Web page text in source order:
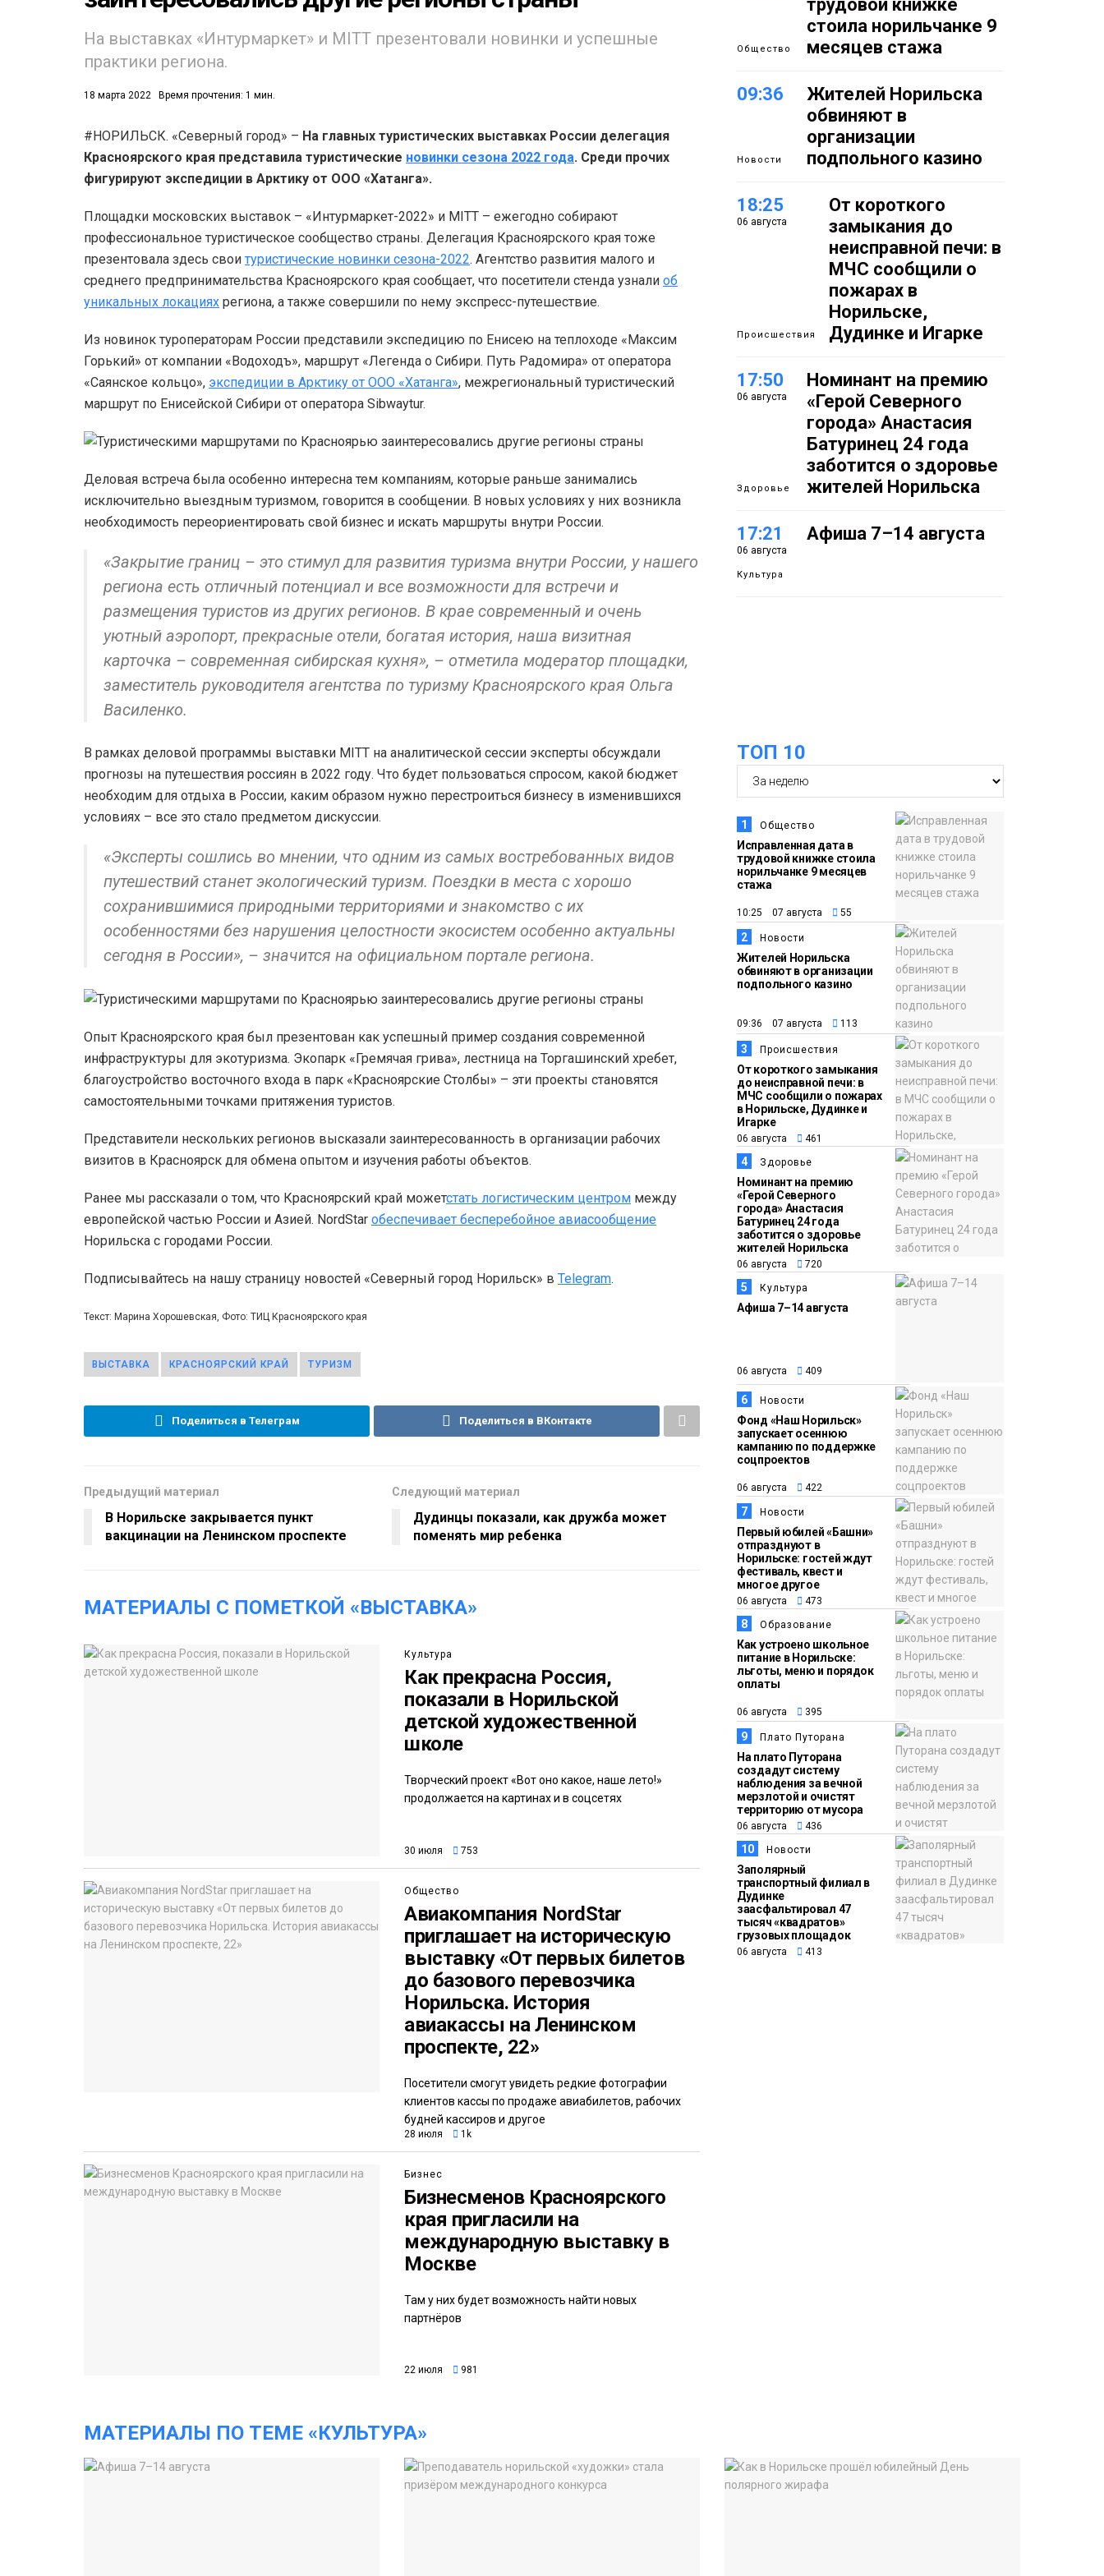
На выставках «Интурмаркет» и MITT презентовали новинки и успешные
практики региона.
18 марта 2022 Время прочтения: 1 мин.
#НОРИЛЬСК. «Северный город» – На главных туристических выставках России делегация
Красноярского края представила туристические новинки сезона 2022 года. Среди прочих
фигурируют экспедиции в Арктику от ООО «Хатанга».
Площадки московских выставок – «Интурмаркет-2022» и MITT – ежегодно собирают
профессиональное туристическое сообщество страны. Делегация Красноярского края тоже
презентовала здесь свои туристические новинки сезона-2022. Агентство развития малого и
среднего предпринимательства Красноярского края сообщает, что посетители стенда узнали об
уникальных локациях региона, а также совершили по нему экспресс-путешествие.
Из новинок туроператорам России представили экспедицию по Енисею на теплоходе «Максим
Горький» от компании «Водоходъ», маршрут «Легенда о Сибири. Путь Радомира» от оператора
«Саянское кольцо», экспедиции в Арктику от ООО «Хатанга», межрегиональный туристический
маршрут по Енисейской Сибири от оператора Sibwaytur.
Деловая встреча была особенно интересна тем компаниям, которые раньше занимались
исключительно выездным туризмом, говорится в сообщении. В новых условиях у них возникла
необходимость переориентировать свой бизнес и искать маршруты внутри России.
«Закрытие границ – это стимул для развития туризма внутри России, у нашего
региона есть отличный потенциал и все возможности для встречи и
размещения туристов из других регионов. В крае современный и очень
уютный аэропорт, прекрасные отели, богатая история, наша визитная
карточка – современная сибирская кухня», – отметила модератор площадки,
заместитель руководителя агентства по туризму Красноярского края Ольга
Василенко.
В рамках деловой программы выставки MITT на аналитической сессии эксперты обсуждали
прогнозы на путешествия россиян в 2022 году. Что будет пользоваться спросом, какой бюджет
необходим для отдыха в России, каким образом нужно перестроиться бизнесу в изменившихся
условиях – все это стало предметом дискуссии.
«Эксперты сошлись во мнении, что одним из самых востребованных видов
путешествий станет экологический туризм. Поездки в места с хорошо
сохранившимися природными территориями и знакомство с их
особенностями без нарушения целостности экосистем особенно актуальны
сегодня в России», – значится на официальном портале региона.
Опыт Красноярского края был презентован как успешный пример создания современной
инфраструктуры для экотуризма. Экопарк «Гремячая грива», лестница на Торгашинский хребет,
благоустройство восточного входа в парк «Красноярские Столбы» – эти проекты становятся
самостоятельными точками притяжения туристов.
Представители нескольких регионов высказали заинтересованность в организации рабочих
визитов в Красноярск для обмена опытом и изучения работы объектов.
Ранее мы рассказали о том, что Красноярский край можетстать логистическим центром между
европейской частью России и Азией. NordStar обеспечивает бесперебойное авиасообщение
Норильска с городами России.
Подписывайтесь на нашу страницу новостей «Северный город Норильск» в Telegram.
Текст: Марина Хорошевская, Фото: ТИЦ Красноярского края
ВЫСТАВКА КРАСНОЯРСКИЙ КРАЙ ТУРИЗМ
Поделиться в Телеграм Поделиться в ВКонтакте
Предыдущий материал
В Норильске закрывается пункт
вакцинации на Ленинском проспекте
Следующий материал
Дудинцы показали, как дружба может
поменять мир ребенка
МАТЕРИАЛЫ С ПОМЕТКОЙ «ВЫСТАВКА»
Культура
Как прекрасна Россия,
показали в Норильской
детской художественной
школе
Творческий проект «Вот оно какое, наше лето!»
продолжается на картинах и в соцсетях
30 июля 753
Общество
Авиакомпания NordStar
приглашает на историческую
выставку «От первых билетов
до базового перевозчика
Норильска. История
авиакассы на Ленинском
проспекте, 22»
Посетители смогут увидеть редкие фотографии
клиентов кассы по продаже авиабилетов, рабочих
будней кассиров и другое
28 июля 1k
Бизнес
Бизнесменов Красноярского
края пригласили на
международную выставку в
Москве
Там у них будет возможность найти новых
партнёров
22 июля 981
Общество
трудовой книжке
стоила норильчанке 9
месяцев стажа
09:36
Новости
Жителей Норильска
обвиняют в
организации
подпольного казино
18:25
06 августа
Происшествия
От короткого
замыкания до
неисправной печи: в
МЧС сообщили о
пожарах в
Норильске,
Дудинке и Игарке
17:50
06 августа
Здоровье
Номинант на премию
«Герой Северного
города» Анастасия
Батуринец 24 года
заботится о здоровье
жителей Норильска
17:21
06 августа
Культура
Афиша 7–14 августа
15:57
06 августа
Новости
«Башни» отпразднуют
в Норильске: гостей
ждут фестиваль,
квест и многое другое
15:15
Образование
Как устроено
школьное питание в
Норильске: льготы,
меню и порядок
оплаты
14:36
06 августа
Плато
Путорана
На плато Путорана
создадут систему
наблюдения за вечной
мерзлотой и очистят
территорию от мусора
13:47
06 августа
Заполярный
транспортный филиал
в Дудинке
заасфальтировал 47
тысяч «квадратов»
грузовых площадок
ТОП 10
1 Общество
Исправленная дата в
трудовой книжке стоила
норильчанке 9 месяцев
стажа
10:25 07 августа 55
2 Новости
Жителей Норильска
обвиняют в организации
подпольного казино
09:36 07 августа 113
3 Происшествия
От короткого замыкания
до неисправной печи: в
МЧС сообщили о пожарах
в Норильске, Дудинке и
Игарке
06 августа 461
4 Здоровье
Номинант на премию
«Герой Северного
города» Анастасия
Батуринец 24 года
заботится о здоровье
жителей Норильска
06 августа 720
5 Культура
Афиша 7–14 августа
06 августа 409
6 Новости
Фонд «Наш Норильск»
запускает осеннюю
кампанию по поддержке
соцпроектов
06 августа 422
7 Новости
Первый юбилей «Башни»
отпразднуют в
Норильске: гостей ждут
фестиваль, квест и
многое другое
06 августа 473
8 Образование
Как устроено школьное
питание в Норильске:
льготы, меню и порядок
оплаты
06 августа 395
9 Плато Путорана
На плато Путорана
создадут систему
наблюдения за вечной
мерзлотой и очистят
территорию от мусора
06 августа 436
10 Новости
Заполярный
транспортный филиал в
Дудинке
заасфальтировал 47
тысяч «квадратов»
грузовых площадок
06 августа 413
МАТЕРИАЛЫ ПО ТЕМЕ «КУЛЬТУРА»